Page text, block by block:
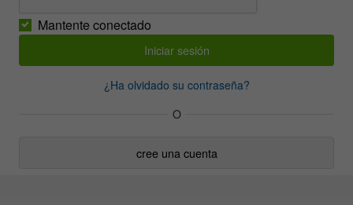
Mantente conectado
¿Ha olvidado su contraseña?
O
cree una cuenta